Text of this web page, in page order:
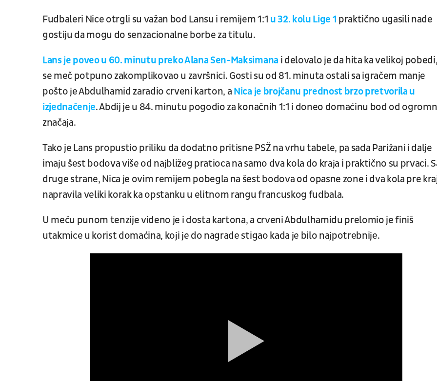
Fudbaleri Nice otrgli su važan bod Lansu i remijem 1:1 u 32. kolu Lige 1 praktično ugasili nade
gostiju da mogu do senzacionalne borbe za titulu.
Lans je poveo u 60. minutu preko Alana Sen-Maksimana i delovalo je da hita ka velikoj
se meč potpuno zakomplikovao u završnici. Gosti su od 81. minuta ostali sa igračem manje
pošto je Abdulhamid zaradio crveni karton, a Nica je brojčanu prednost brzo pretvorila u
izjednačenje. Abdij je u 84. minutu pogodio za konačnih 1:1 i doneo domaćinu bod od
značaja.
Tako je Lans propustio priliku da dodatno pritisne PSŽ na vrhu tabele, pa sada Parižani i dalje
imaju šest bodova više od najbližeg pratioca na samo dva kola do kraja i praktično su prvaci.
druge strane, Nica je ovim remijem pobegla na šest bodova od opasne zone i dva kola pre
napravila veliki korak ka opstanku u elitnom rangu francuskog fudbala.
U meču punom tenzije viđeno je i dosta kartona, a crveni Abdulhamidu prelomio je finiš
utakmice u korist domaćina, koji je do nagrade stigao kada je bilo najpotrebnije.